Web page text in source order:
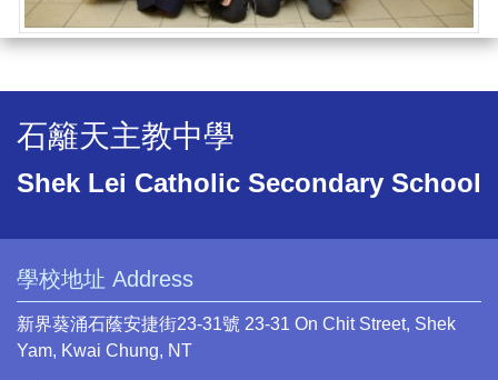
石籬天主教中學
Shek Lei Catholic Secondary School
學校地址 Address
新界葵涌石蔭安捷街23-31號 23-31 On Chit Street, Shek
Yam, Kwai Chung, NT